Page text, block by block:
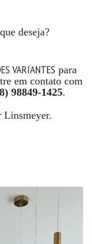
deseja?
VARIANTES para
em contato com
98849-1425.
Linsmeyer.